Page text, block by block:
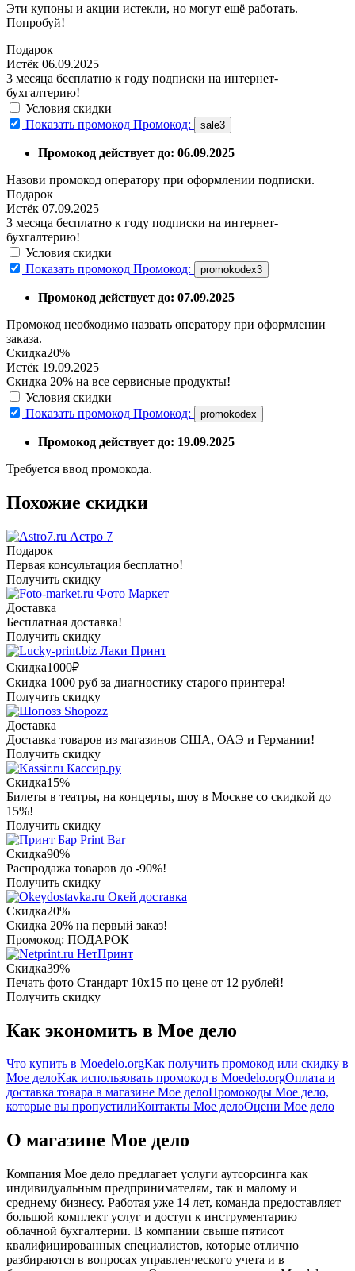
Эти купоны и акции истекли, но могут ещё работать.
Попробуй!
Подарок
Истёк 06.09.2025
3 месяца бесплатно к году подписки на интернет-
бухгалтерию!
Условия скидки
Показать промокод Промокод: sale3
Промокод действует до: 06.09.2025
Назови промокод оператору при оформлении подписки.
Подарок
Истёк 07.09.2025
3 месяца бесплатно к году подписки на интернет-
бухгалтерию!
Условия скидки
Показать промокод Промокод: promokodex3
Промокод действует до: 07.09.2025
Промокод необходимо назвать оператору при оформлении
заказа.
Скидка20%
Истёк 19.09.2025
Скидка 20% на все сервисные продукты!
Условия скидки
Показать промокод Промокод: promokodex
Промокод действует до: 19.09.2025
Требуется ввод промокода.
Похожие скидки
Астро 7
Подарок
Первая консультация бесплатно!
Получить скидку
Фото Маркет
Доставка
Бесплатная доставка!
Получить скидку
Лаки Принт
Скидка1000₽
Скидка 1000 руб за диагностику старого принтера!
Получить скидку
Shopozz
Доставка
Доставка товаров из магазинов США, ОАЭ и Германии!
Получить скидку
Кассир.ру
Скидка15%
Билеты в театры, на концерты, шоу в Москве со скидкой до
15%!
Получить скидку
Print Bar
Скидка90%
Распродажа товаров до -90%!
Получить скидку
Окей доставка
Скидка20%
Скидка 20% на первый заказ!
Промокод: ПОДАРОК
НетПринт
Скидка39%
Печать фото Стандарт 10х15 по цене от 12 рублей!
Получить скидку
Как экономить в Мое дело
Что купить в Moedelo.orgКак получить промокод или скидку в
Мое делоКак использовать промокод в Moedelo.orgОплата и
доставка товара в магазине Мое делоПромокоды Мое дело,
которые вы пропустилиКонтакты Мое делоОцени Мое дело
О магазине Мое дело
Компания Мое дело предлагает услуги аутсорсинга как
индивидуальным предпринимателям, так и малому и
среднему бизнесу. Работая уже 14 лет, команда предоставляет
большой комплект услуг и доступ к инструментарию
облачной бухгалтерии. В компании свыше пятисот
квалифицированных специалистов, которые отлично
разбираются в вопросах управленческого учета и в